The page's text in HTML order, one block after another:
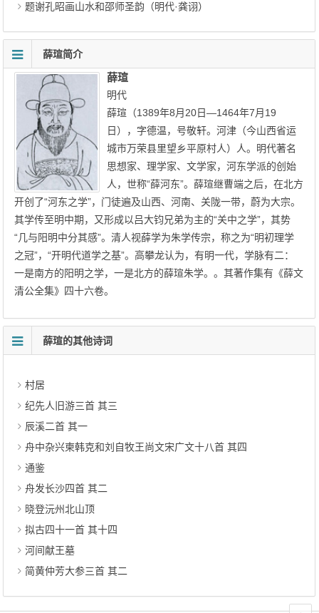
题谢孔昭画山水和邵师圣韵（明代·龚诩）
薛瑄简介
薛瑄
明代
薛瑄（1389年8月20日—1464年7月19
日），字德温，号敬轩。河津（今山西省运
城市万荣县里望乡平原村人）人。明代著名
思想家、理学家、文学家，河东学派的创始
人，世称“薛河东”。薛瑄继曹端之后，在北方
开创了“河东之学”，门徒遍及山西、河南、关陇一带，蔚为大宗。
其学传至明中期，又形成以吕大钧兄弟为主的“关中之学”，其势
“几与阳明中分其感”。清人视薛学为朱学传宗，称之为“明初理学
之冠”，“开明代道学之基”。高攀龙认为，有明一代，学脉有二：
一是南方的阳明之学，一是北方的薛瑄朱学。。其著作集有《薛文
清公全集》四十六卷。
薛瑄的其他诗词
村居
纪先人旧游三首 其三
辰溪二首 其一
舟中杂兴柬韩克和刘自牧王尚文宋广文十八首 其四
通鉴
舟发长沙四首 其二
晓登沅州北山顶
拟古四十一首 其十四
河间献王墓
简黄仲芳大参三首 其二